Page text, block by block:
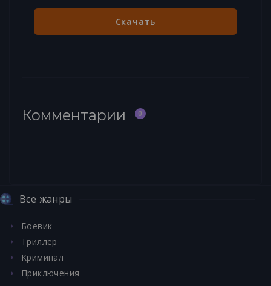
Скачать
Комментарии 0
Все жанры
Боевик
Триллер
Криминал
Приключения